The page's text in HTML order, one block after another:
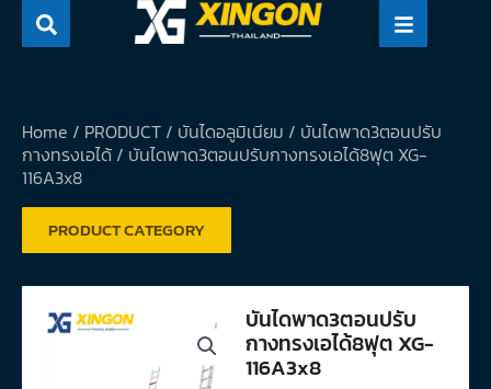
Skip
Home / PRODUCT / บันไดอลูมิเนียม / บันไดพาด3ตอนปรับ
กางทรงเอได้ / บันไดพาด3ตอนปรับกางทรงเอได้8ฟุต XG-
116A3x8
PRODUCT CATEGORY
บันไดพาด3ตอนปรับ
กางทรงเอได้8ฟุต XG-
116A3x8